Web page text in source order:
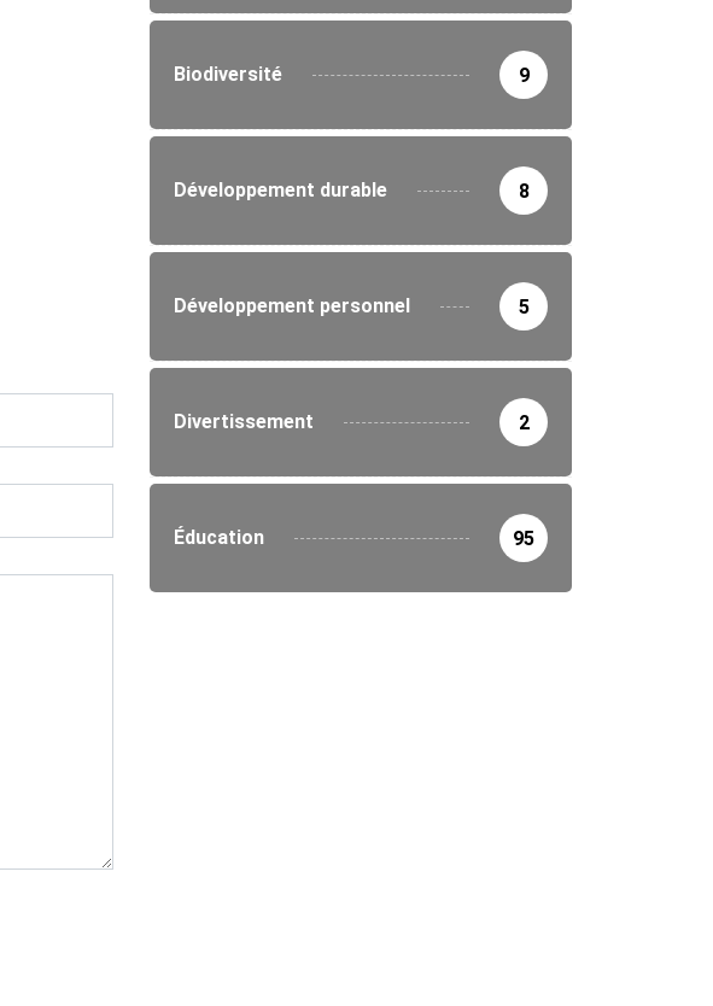
ÉDUCATION
Partenariat renforcé : le Togo et l’UNFPA...
Biodiversité 9
Développement durable 8
Développement personnel 5
Divertissement 2
Éducation 95